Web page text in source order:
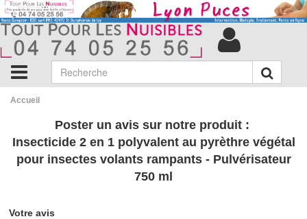
Accueil
Poster un avis sur notre produit :
Insecticide 2 en 1 polyvalent au pyrèthre végétal
pour insectes volants rampants - Pulvérisateur
750 ml
Votre avis